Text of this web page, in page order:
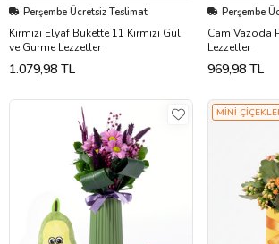
Perşembe Ücretsiz Teslimat
Kırmızı Elyaf Bukette 11 Kırmızı Gül
ve Gurme Lezzetler
1.079,98 TL
Perşembe
Cam Vazoda
Lezzetler
969,98 TL
MİNİ